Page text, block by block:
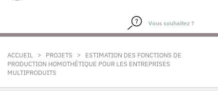
ACCUEIL > PROJETS >
ESTIMATION DES FONCTIONS DE
PRODUCTION HOMOTHÉTIQUE POUR LES ENTREPRISES
MULTIPRODUITS